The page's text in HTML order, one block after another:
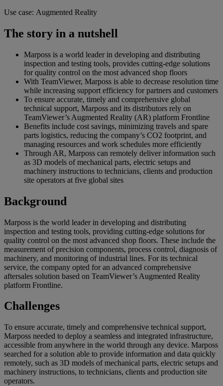
Use case: Augmented Reality
The story in a nutshell
Marposs is a world leader in developing and distributing
inspection and testing tools, provides cutting-edge solutions
for quality control on the most advanced shop floors
With TeamViewer, Marposs is able to decrease resolution time
while increasing support efficiency for partners and customers
To ensure accurate, timely and comprehensive global
technical support, Marposs and its distributors rely on
TeamViewer’s Augmented Reality (AR) platform Frontline
Benefits include cost savings, minimizing travels and spare
parts logistics, reducing the company’s CO2 footprint, and
managing resources and work schedules more efficiently
Through AR, Marposs can remotely deliver information such
as 3D models of mechanical parts, electric setups and
machinery instructions to technicians, clients and production
site operators at five global sites
Background
Marposs is the world leader in developing and distributing
inspection and testing tools, providing cutting-edge solutions for
quality control on the most advanced shop floors. These include the
measurement of precision components, process control, diagnosis of
machinery, and monitoring of industrial lines. For its technical
service, the company opted for an advanced comprehensive
aftersales solution based on TeamViewer’s Augmented Reality
platform Frontline.
Challenges
To ensure accurate, timely and comprehensive technical support,
Marposs needed to deploy a seamless and integrated infrastructure,
accessible from anywhere in the world through any device. Marposs
searched for a solution able to provide information and data quickly
remotely, such as 3D models of mechanical parts, electric setups and
machinery instructions, to technicians, clients and production site
operators.